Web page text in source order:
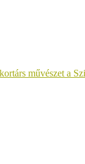
művészet a